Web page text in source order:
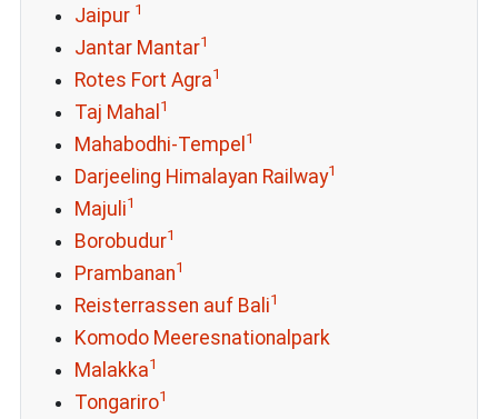
Jaipur 1
Jantar Mantar1
Rotes Fort Agra1
Taj Mahal 1
Mahabodhi-Tempel 1
Darjeeling Himalayan Railway1
Majuli1
Borobudur1
Prambanan1
Reisterrassen auf Bali1
Komodo Meeresnationalpark
Malakka1
Tongariro1